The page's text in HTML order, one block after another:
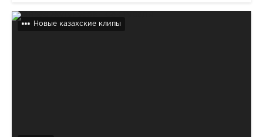
Новые казахские клипы